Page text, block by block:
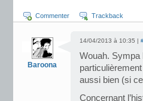
Commenter Trackback
Baroona
14/04/2013 à 10:35 |
Wouah. Sympa
aussi bien (si
Concernant